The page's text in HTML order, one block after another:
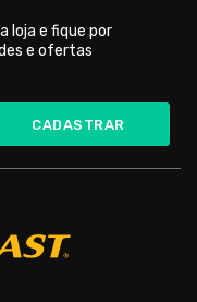
loja e fique por
e ofertas
CADASTRAR